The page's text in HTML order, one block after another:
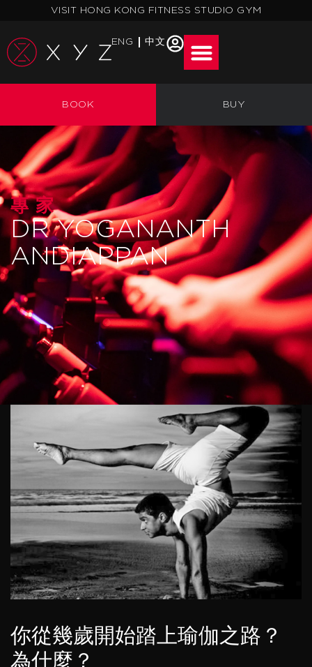
主
要
VISIT HONG KONG FITNESS STUDIO GYM
ENG 中文
BOOK BUY
專家
DR YOGANANTH
ANDIAPPAN
你從幾歲開始踏上瑜伽之路？
為什麼？